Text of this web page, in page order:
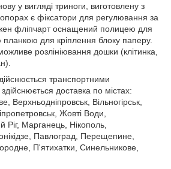
у вигляді триноги, виготовлену з
є фіксатори для регулювання за
фліпчарт оснащений полицею для
планкою для кріплення блоку паперу.
розлініювання дошки (клітинка,
транспортними
доставка по містах:
Верхньодніпровськ, Вільногірськ,
Жовті Води,
Ріг, Марганець, Нікополь,
Павлоград, Перещепине,
П'ятихатки, Синельникове,